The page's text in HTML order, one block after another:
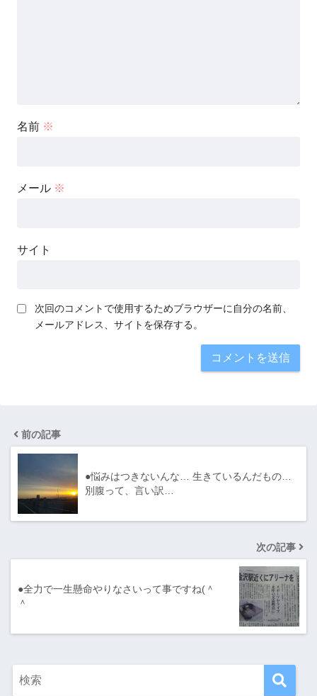
名前 ※
メール ※
サイト
次回のコメントで使用するためブラウザーに自分の名前、
メールアドレス、サイトを保存する。
前の記事
●悩みはつきないんな… 生きているんだもの…
別腹って、言い訳…
次の記事
●全力で一生懸命やりなさいって事ですね(＾
＾ゞ